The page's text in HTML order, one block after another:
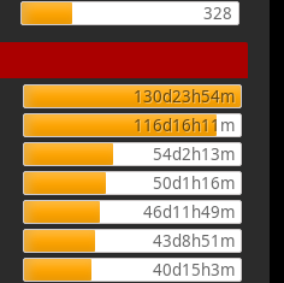
328
130d23h54m
116d16h11m
54d2h13m
50d1h16m
46d11h49m
43d8h51m
40d15h3m